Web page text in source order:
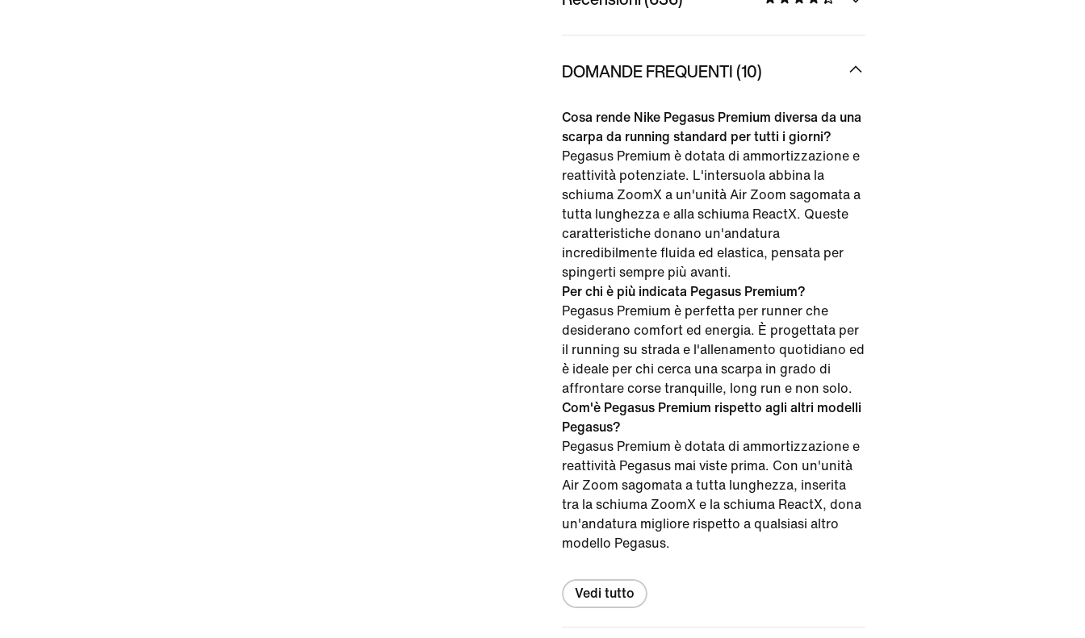
DOMANDE FREQUENTI (10)
Cosa rende Nike Pegasus Premium diversa da una
scarpa da running standard per tutti i giorni?
Pegasus Premium è dotata di ammortizzazione e
reattività potenziate. L'intersuola abbina la
schiuma ZoomX a un'unità Air Zoom sagomata a
tutta lunghezza e alla schiuma ReactX. Queste
caratteristiche donano un'andatura
incredibilmente fluida ed elastica, pensata per
spingerti sempre più avanti.
Per chi è più indicata Pegasus Premium?
Pegasus Premium è perfetta per runner che
desiderano comfort ed energia. È progettata per
il running su strada e l'allenamento quotidiano ed
è ideale per chi cerca una scarpa in grado di
affrontare corse tranquille, long run e non solo.
Com'è Pegasus Premium rispetto agli altri modelli
Pegasus?
Pegasus Premium è dotata di ammortizzazione e
reattività Pegasus mai viste prima. Con un'unità
Air Zoom sagomata a tutta lunghezza, inserita
tra la schiuma ZoomX e la schiuma ReactX, dona
un'andatura migliore rispetto a qualsiasi altro
modello Pegasus.
Vedi tutto